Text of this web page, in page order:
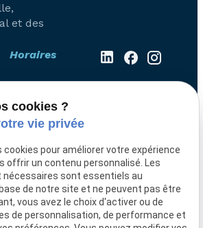
et des
Horaires
Lundi -
Vendredi
08:00 -
compétence
cookies ?
vie privée
cookies pour améliorer votre expérience
offrir un contenu personnalisé. Les
sont essentiels au
de notre site et ne peuvent pas être
vous avez le choix d'activer ou de
de personnalisation, de performance et